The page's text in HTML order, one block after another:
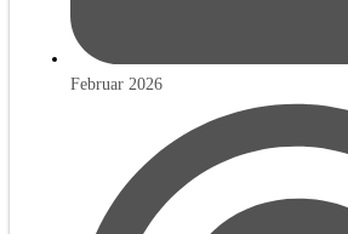
Februar 2026